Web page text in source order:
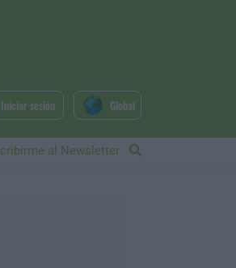
al Newsletter
Iniciar sesión Global